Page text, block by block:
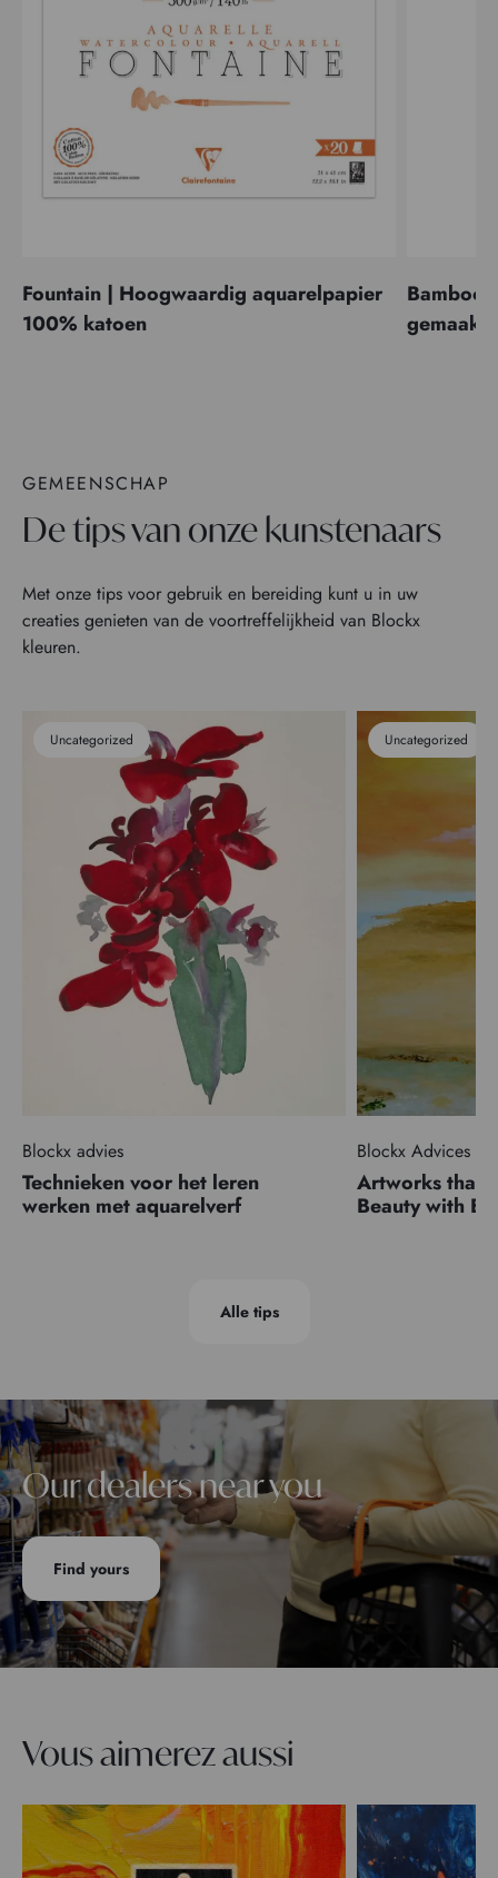
Fountain | Hoogwaardig aquarelpapier
100% katoen
Bamboo
gemaakt
GEMEENSCHAP
De tips van onze kunstenaars
Met onze tips voor gebruik en bereiding kunt u in uw
creaties genieten van de voortreffelijkheid van Blockx
kleuren.
Uncategorized
Blockx advies
Technieken voor het leren
werken met aquarelverf
Uncategorized
Blockx Advices
Artworks that
Beauty with
Alle tips
Our dealers near you
Find yours
Vous aimerez aussi